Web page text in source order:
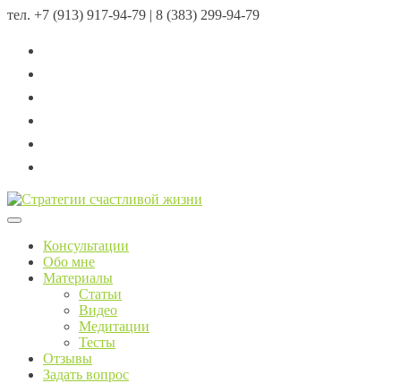
тел. +7 (913) 917-94-79 | 8 (383) 299-94-79
Menu
Консультации
Обо мне
Материалы
Статьи
Видео
Медитации
Тесты
Отзывы
Задать вопрос